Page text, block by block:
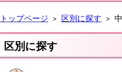
トップページ > 区別に探す >
区別に探す